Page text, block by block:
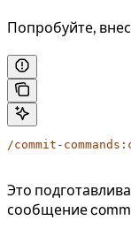
Попробуйте,
/commit-
Это
сообщение